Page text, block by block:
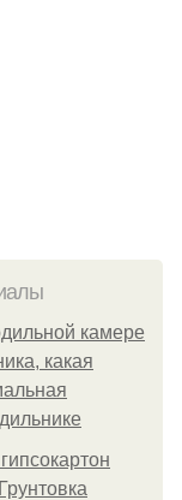
камере
какая